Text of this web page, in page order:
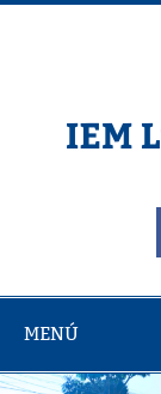
Saltar
IEM
Pagina del
MENÚ